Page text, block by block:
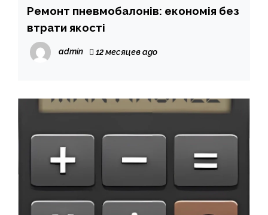
Ремонт пневмобалонів: економія без
втрати якості
admin 12 месяцев ago